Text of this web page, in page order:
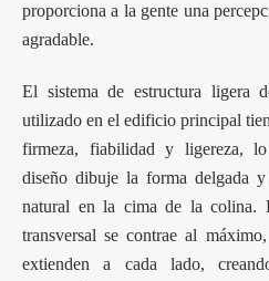
proporciona a la gente una
agradable.
El sistema de estructura ligera
utilizado en el edificio principal
firmeza, fiabilidad y ligereza,
diseño dibuje la forma delgada
natural en la cima de la colina.
transversal se contrae al
extienden a cada lado,